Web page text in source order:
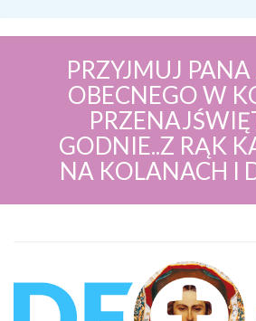
PRZYJMUJ
OBECNEGO W
GODNIE..Z RĄK
NA KOLANACH I